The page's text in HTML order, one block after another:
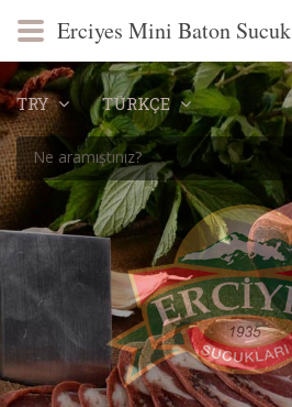
TRY TÜRKÇE
Erciyes Mini Baton Sucuk